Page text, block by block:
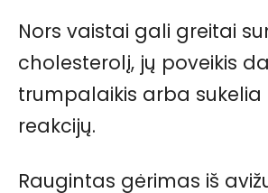
Nors vaistai gali greitai
cholesterolį, jų poveikis
trumpalaikis arba sukelia
reakcijų.
Raugintas gėrimas iš